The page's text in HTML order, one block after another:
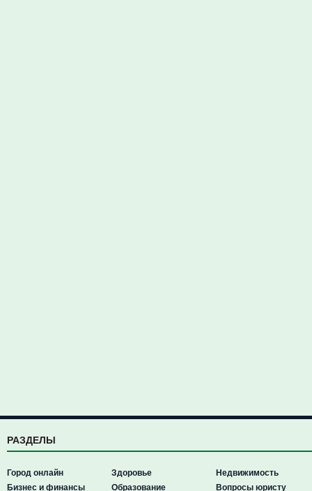
РАЗДЕЛЫ
Город онлайн
Бизнес и финансы
Здоровье
Образование
Недвижимость
Вопросы юристу